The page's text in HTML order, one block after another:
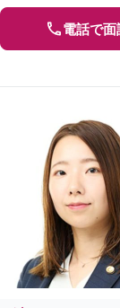
電話で面